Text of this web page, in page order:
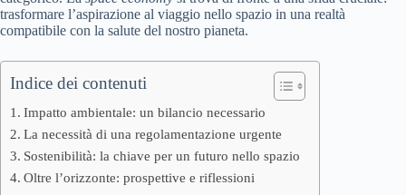
trasformare l’aspirazione al viaggio nello spazio in una realtà
compatibile con la salute del nostro pianeta.
Indice dei contenuti
Impatto ambientale: un bilancio necessario
La necessità di una regolamentazione urgente
Sostenibilità: la chiave per un futuro nello spazio
Oltre l’orizzonte: prospettive e riflessioni